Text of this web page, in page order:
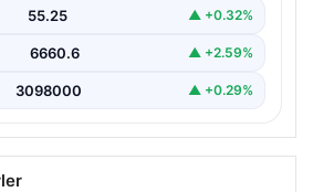
55.25 ▲ +0.32%
6660.6 ▲ +2.59%
3098000 ▲ +0.29%